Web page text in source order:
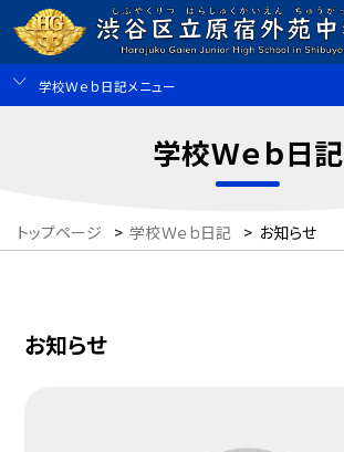
学校Ｗｅｂ日記メニュー
学校Ｗｅｂ日記
トップページ > 学校Ｗｅｂ日記 > お知らせ
お知らせ